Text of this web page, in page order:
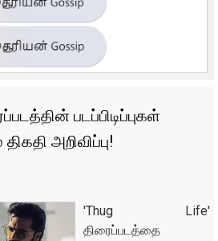
படப்பிடிப்புகள்
அறிவிப்பு!
'Thug Life'
திரைப்படத்தை